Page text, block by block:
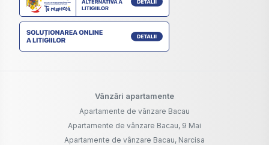
Vânzări apartamente
Apartamente de vânzare Bacau
Apartamente de vânzare Bacau, 9 Mai
Apartamente de vânzare Bacau, Narcisa